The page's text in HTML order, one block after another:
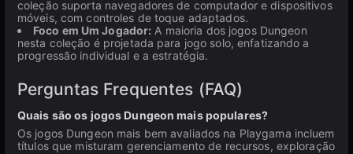
coleção suporta navegadores de computador e dispositivos
móveis, com controles de toque adaptados.
Foco em Um Jogador: A maioria dos jogos Dungeon
nesta coleção é projetada para jogo solo, enfatizando a
progressão individual e a estratégia.
Perguntas Frequentes (FAQ)
Quais são os jogos Dungeon mais populares?
Os jogos Dungeon mais bem avaliados na Playgama incluem
títulos que misturam gerenciamento de recursos, exploração